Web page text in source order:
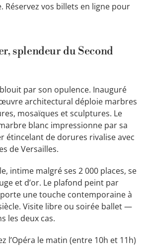
Réservez vos billets en ligne pour
splendeur du Second
par son opulence. Inauguré
architectural déploie marbres
mosaïques et sculptures. Le
blanc impressionne par sa
étincelant de dorures rivalise avec
de Versailles.
intime malgré ses 2 000 places, se
et d’or. Le plafond peint par
une touche contemporaine à
Visite libre ou soirée ballet —
les deux cas.
l’Opéra le matin (entre 10h et 11h)